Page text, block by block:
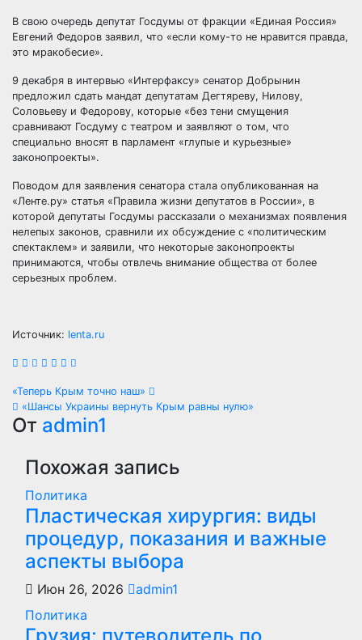
В свою очередь депутат Госдумы от фракции «Единая Россия»
Евгений Федоров заявил, что «если кому-то не нравится правда,
это мракобесие».
9 декабря в интервью «Интерфаксу» сенатор Добрынин
предложил сдать мандат депутатам Дегтяреву, Нилову,
Соловьеву и Федорову, которые «без тени смущения
сравнивают Госдуму с театром и заявляют о том, что
специально вносят в парламент «глупые и курьезные»
законопроекты».
Поводом для заявления сенатора стала опубликованная на
«Ленте.ру» статья «Правила жизни депутатов в России», в
которой депутаты Госдумы рассказали о механизмах появления
нелепых законов, сравнили их обсуждение с «политическим
спектаклем» и заявили, что некоторые законопроекты
принимаются, чтобы отвлечь внимание общества от более
серьезных проблем.
Источник: lenta.ru
Навигация
по
записям
«Теперь Крым точно наш»
«Шансы Украины вернуть Крым равны нулю»
От admin1
Похожая запись
Политика
Пластическая хирургия: виды
процедур, показания и важные
аспекты выбора
Июн 26, 2026
admin1
Политика